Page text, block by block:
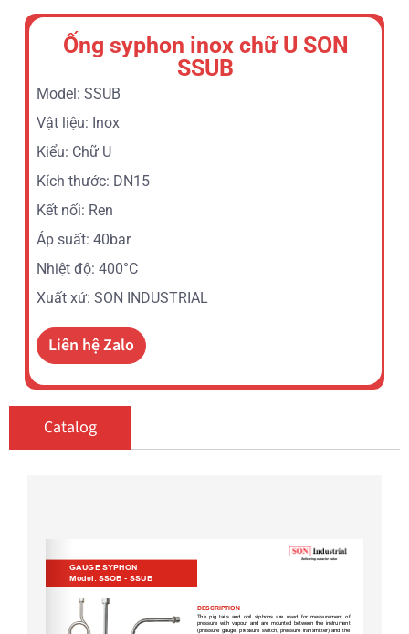
Ống syphon inox chữ U SON
SSUB
Model: SSUB
Vật liệu: Inox
Kiểu: Chữ U
Kích thước: DN15
Kết nối: Ren
Áp suất: 40bar
Nhiệt độ: 400°C
Xuất xứ: SON INDUSTRIAL
Liên hệ Zalo
Catalog